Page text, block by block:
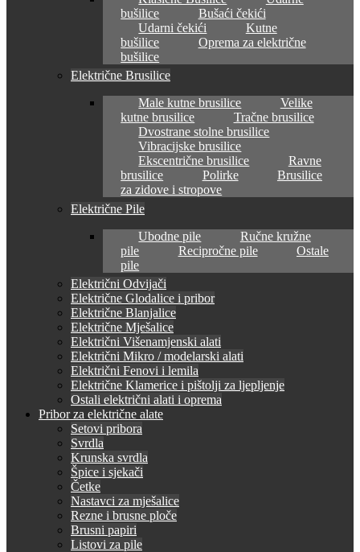
bušilice
Bušaći čekići
Udarni čekići
Kutne
bušilice
Oprema za električne
bušilice
Električne Brusilice
Male kutne brusilice
Velike
kutne brusilice
Tračne brusilice
Dvostrane stolne brusilice
Vibracijske brusilice
Ekscentrične brusilice
Ravne
brusilice
Polirke
Brusilice
za zidove i stropove
Električne Pile
Ubodne pile
Ručne kružne
pile
Recipročne pile
Ostale
pile
Električni Odvijači
Električne Glodalice i pribor
Električne Blanjalice
Električne Mješalice
Električni Višenamjenski alati
Električni Mikro / modelarski alati
Električni Fenovi i lemila
Električne Klamerice i pištolji za ljepljenje
Ostali električni alati i oprema
Pribor za električne alate
Setovi pribora
Svrdla
Krunska svrdla
Špice i sjekači
Četke
Nastavci za mješalice
Rezne i brusne ploče
Brusni papiri
Listovi za pile